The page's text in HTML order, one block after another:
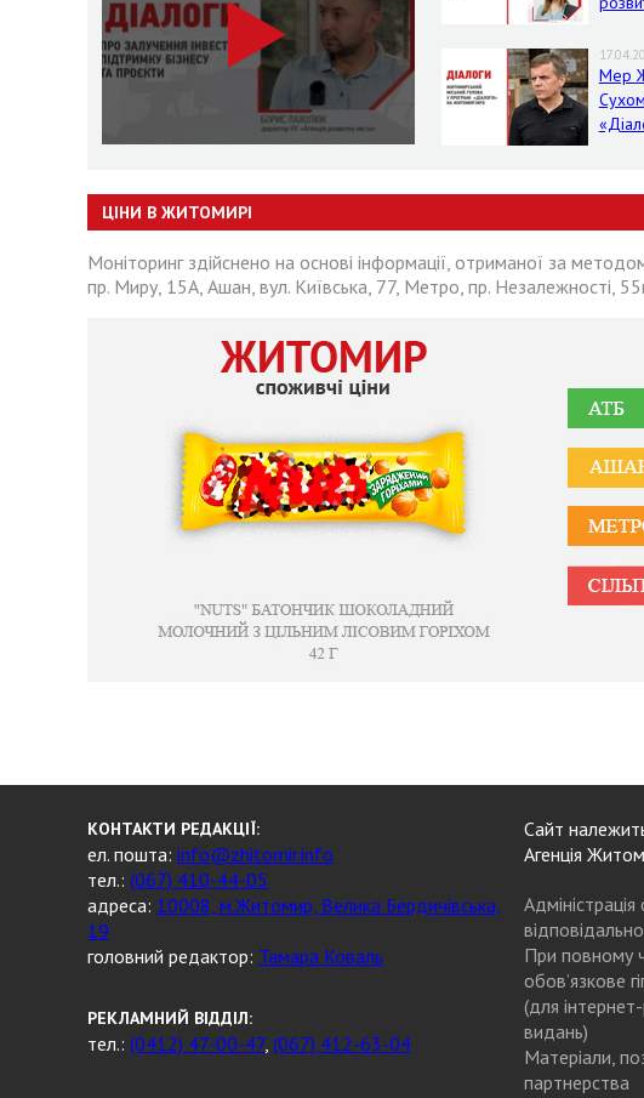
Мер
ЦІНИ В ЖИТОМИРІ
Моніторинг здійснено на основі інформації, отриманої за
пр. Миру, 15А, Ашан, вул. Київська, 77, Метро, пр. Незалежності,
КОНТАКТИ РЕДАКЦІЇ:
ел. пошта: info@zhitomir.info
тел.: (067) 410-44-05
адреса: 10008, м.Житомир, Велика Бердичівська,
19
головний редактор: Тамара Коваль
РЕКЛАМНИЙ ВІДДІЛ:
тел.: (0412) 47-00-47, (067) 412-63-04
Сайт
Агенція
При повному
обов’язкове
(для
видань)
Матеріали,
партнерства